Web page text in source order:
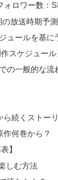
ォロワー数：
放送時期予測
ュールを基に
スケジュール
の一般的な流
ら続くストー
何巻から？
】
しむ方法